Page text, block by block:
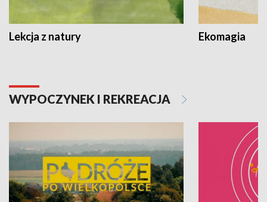
Lekcja z natury Ekomagia
WYPOCZYNEK I REKREACJA